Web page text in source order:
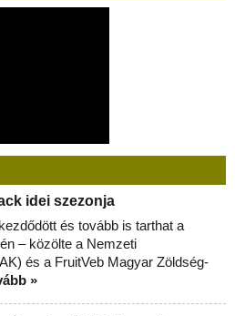
idei szezonja
és tovább is tarthat a
– közölte a Nemzeti
és a FruitVeb Magyar Zöldség-
»